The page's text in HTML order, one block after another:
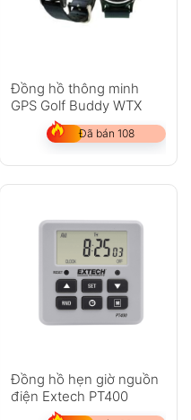
Đồng hồ thông minh
GPS Golf Buddy WTX
Đã bán 108
Đồng hồ hẹn giờ nguồn
điện Extech PT400